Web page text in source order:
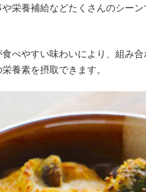
栄養補給などたくさんのシー
べやすい味わいにより、組み
養素を摂取できます。